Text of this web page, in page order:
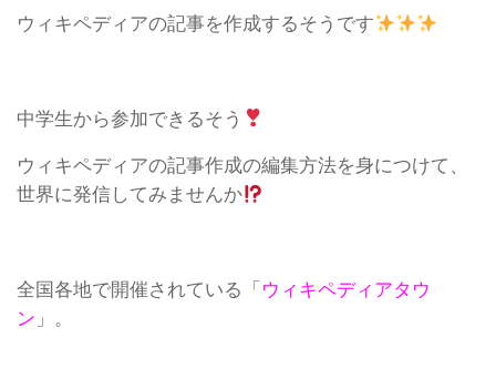
ウィキペディアの記事を作成するそうです
中学生から参加できるそう
ウィキペディアの記事作成の編集方法を身につけて、
世界に発信してみませんか
全国各地で開催されている「ウィキペディアタウ
ン 」。